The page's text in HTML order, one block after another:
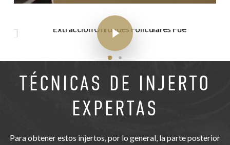
Play Video
Play Video
TÉCNICAS DE INJERTO
EXPERTAS
Para obtener estos injertos, por lo general, la parte posterior